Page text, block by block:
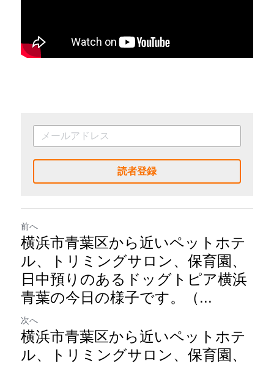
読者登録
前へ
横浜市青葉区から近いペットホテ
ル、トリミングサロン、保育園、
日中預りのあるドッグトピア横浜
青葉の今日の様子です。（...
次へ
横浜市青葉区から近いペットホテ
ル、トリミングサロン、保育園、